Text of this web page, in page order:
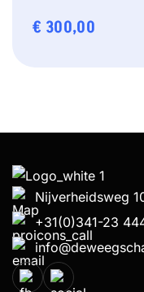
€ 300,00
Nijverheidsweg
+31(0)341-23